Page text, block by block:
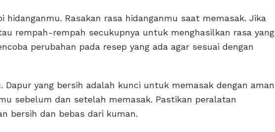
hidanganmu. Rasakan rasa hidanganmu saat memasak. Jika
rempah-rempah secukupnya untuk menghasilkan rasa yang
perubahan pada resep yang ada agar sesuai dengan
Dapur yang bersih adalah kunci untuk memasak dengan aman
sebelum dan setelah memasak. Pastikan peralatan
bersih dan bebas dari kuman.